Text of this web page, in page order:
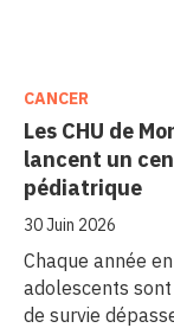
Les CHU de
lancent un
pédiatrique
30 Juin 2026
CANCER
Chaque année
adolescents sont
de survie